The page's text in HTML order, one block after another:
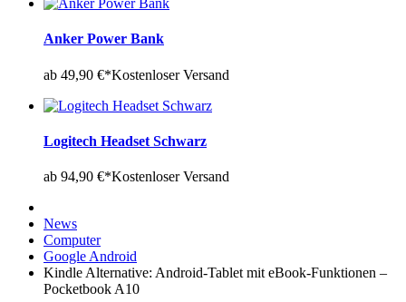
Anker Power Bank
ab 49,90 €*Kostenloser Versand
Logitech Headset Schwarz
ab 94,90 €*Kostenloser Versand
News
Computer
Google Android
Kindle Alternative: Android-Tablet mit eBook-Funktionen –
Pocketbook A10